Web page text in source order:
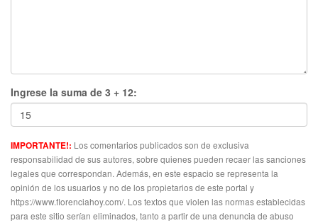
Ingrese la suma de 3 + 12:
IMPORTANTE!: Los comentarios publicados son de exclusiva
responsabilidad de sus autores, sobre quienes pueden recaer las sanciones
legales que correspondan. Además, en este espacio se representa la
opinión de los usuarios y no de los propietarios de este portal y
https://www.florenciahoy.com/. Los textos que violen las normas establecidas
para este sitio serían eliminados, tanto a partir de una denuncia de abuso